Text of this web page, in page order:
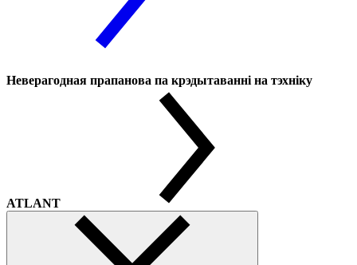
Неверагодная прапанова па крэдытаванні на тэхніку
ATLANT